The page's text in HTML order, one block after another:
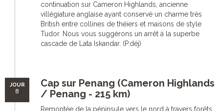
continuation sur Cameron Highlands, ancienne
villégiature anglaise ayant conservé un charme très
British entre collines de théiers et maisons de style
Tudor. Nous vous suggérons un arrêt à la superbe
cascade de Lata Iskandar. (P.déj)
JOUR
8
Cap sur Penang (Cameron Highlands
/ Penang - 215 km)
Remontée de la péninsule vers le nord à travers forêts